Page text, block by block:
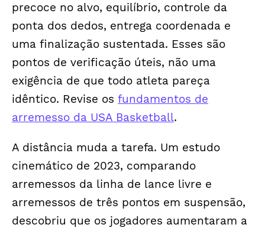
precoce no alvo, equilíbrio, controle da
ponta dos dedos, entrega coordenada e
uma finalização sustentada. Esses são
pontos de verificação úteis, não uma
exigência de que todo atleta pareça
idêntico. Revise os fundamentos de
arremesso da USA Basketball.
A distância muda a tarefa. Um estudo
cinemático de 2023, comparando
arremessos da linha de lance livre e
arremessos de três pontos em suspensão,
descobriu que os jogadores aumentaram a